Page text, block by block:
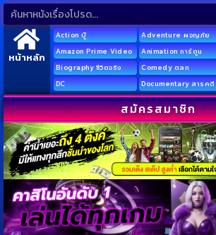
หน้าหลัก
Action บู๊ Adventure ผจญภัย
Amazon Prime Video
Animation การ์ตูน
Biography ชีวิตจริง
Comedy ตลก
DC
Documentary สารคดี
สมัครสมาชิก